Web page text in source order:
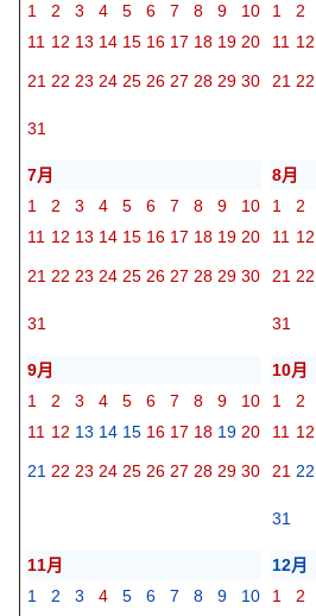
1
2 3 4 5 6 7 8 9
10
11 12 13 14 15 16 17 18 19 20
21 22 23 24 25 26 27 28 29 30
31
1
2
11 12
21 22
7月
1
2 3 4 5 6 7 8 9
10
11 12 13 14 15 16 17 18 19 20
21 22 23 24 25 26 27 28 29 30
31
8月
1
2
11 12
21 22
31
9月
1
2 3 4 5 6 7 8 9
10
11 12 13 14 15 16 17 18 19 20
21 22 23 24 25 26 27 28 29 30
10月
1
2
11 12
21 22
31
11月
1
2 3 4 5 6 7 8 9
10
12月
1
2